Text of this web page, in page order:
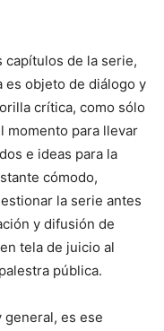
capítulos de la serie,
es objeto de diálogo y
crítica, como sólo
momento para llevar
e ideas para la
cómodo,
la serie antes
y difusión de
tela de juicio al
pública.
general, es ese